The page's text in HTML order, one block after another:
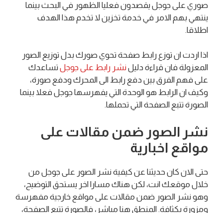
صوري على جوجل يقصدون فعليا الظهور في البحث بينما
ينتهي بهم الامر في خدمة تخزين لا تخدم هذا الهدف
اطلاقا.
اذا اردت ان توزع رابط صفحة تحوي صورك بدل توزيع الصور
المعزولة فان قراءة دليلنشر رابط على جوجلتساعدك
على فهم الفرق بين دفع رابط الى المحرك ودفع صورة،
وكيف ان الرابط هو الوحدة التي يفهرسها جوجل فعلا بينما
الصورة تتبع الصفحة التي تحملها.
نشر الصور ضمن مقالات على
مواقع اخبارية
حتى الان كان حديثنا عن كيفية نشر الصور على جوجل من
خلال موقعك انت، لكن هناك مسارا اخر يستحق التوضيح،
وهو نشر الصور ضمن مقالات على مواقع خارجية مفهرسة
ومزورة بكثافة. المنطق هنا مباشر، فالصورة تتبع الصفحة،